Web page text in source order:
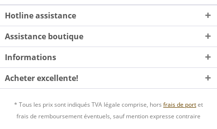
Hotline assistance
Assistance boutique
Informations
Acheter excellente!
* Tous les prix sont indiqués TVA légale comprise, hors frais de portet
frais de remboursement éventuels, sauf mention expresse contraire